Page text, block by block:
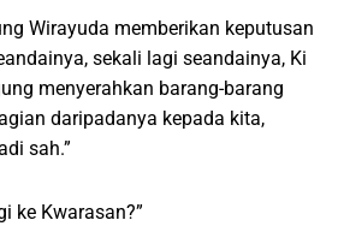
Wirayuda memberikan keputusan
sekali lagi seandainya, Ki
menyerahkan barang-barang
daripadanya kepada kita,
sah.”
ke Kwarasan?”